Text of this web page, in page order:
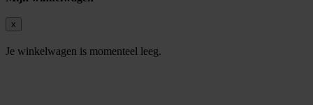
x
Je winkelwagen is momenteel leeg.